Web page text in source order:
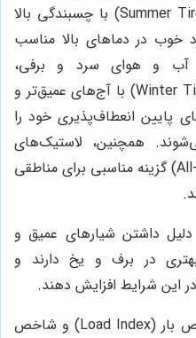
لاستیک‌های تابستانی (Summer Tires) با چسبندگی بالا
در دماهای بالا مناسب
آب و هوای سرد و برفی،
لاستیک‌های زمستانی (Winter Tires) با آج‌های عمیق‌تر و
پایین انعطاف‌پذیری خود را
همچنین، لاستیک‌های
چهار فصل (All-Season Tires) گزینه مناسبی برای مناطقی
داشتن شیارهای عمیق و
در برف و یخ دارند و
در این شرایط افزایش دهند.
شاخص بار (Load Index) و شاخص